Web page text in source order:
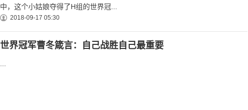
中，这个小姑娘夺得了H组的世界冠...
2018-09-17 05:30
世界冠军曹冬箴言：自己战胜自己最重要